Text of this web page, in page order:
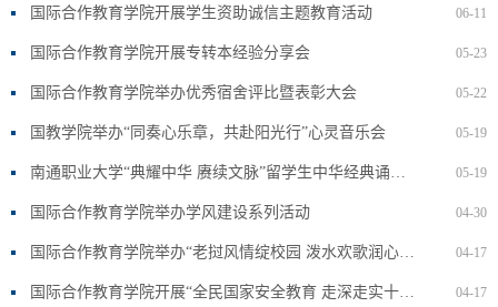
06-11
国际合作教育学院开展学生资助诚信主题教育活动
05-23
国际合作教育学院开展专转本经验分享会
05-22
国际合作教育学院举办优秀宿舍评比暨表彰大会
05-19
国教学院举办“同奏心乐章，共赴阳光行”心灵音乐会
05-19
04-30
国际合作教育学院举办学风建设系列活动
04-17
04-17